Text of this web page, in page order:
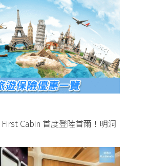
Cabin 首度登陸首爾！明洞